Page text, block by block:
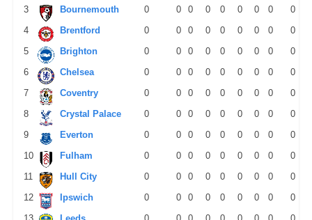
3
Bournemouth 0 0 0 0 0 0 0 0
0
4
Brentford 0 0 0 0 0 0 0 0
0
5
Brighton 0 0 0 0 0 0 0 0
0
6
Chelsea 0 0 0 0 0 0 0 0
0
7
Coventry 0 0 0 0 0 0 0 0
0
8
Crystal Palace 0 0 0 0 0 0 0 0
0
9
Everton 0 0 0 0 0 0 0 0
0
10
Fulham 0 0 0 0 0 0 0 0
0
11
Hull City 0 0 0 0 0 0 0 0
0
12
Ipswich 0 0 0 0 0 0 0 0
0